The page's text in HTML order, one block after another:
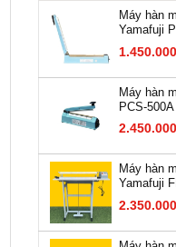
Máy hàn
Yamafuji
Máy hàn
PCS-
Máy hàn
Yamafuji